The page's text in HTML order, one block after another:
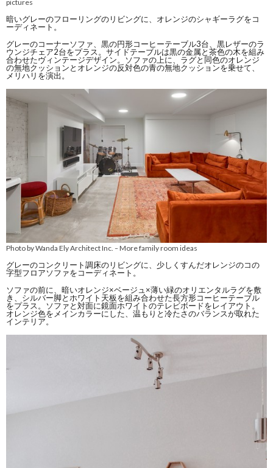
pictures
暗いグレーのフローリングのリビングに、オレンジのシャギーラグをコ
ーディネート。
グレーのコーナーソファ、黒の円形コーヒーテーブル3台、黒レザーのラ
ウンジチェア2台をプラス。サイドテーブルは黒の金属と茶色の木を組み
合わせたヴィンテージデザイン。ソファの上に、ラグと同色のオレンジ
の無地クッションとオレンジの反対色の青の無地クッションを乗せて、
メリハリを演出。
Photo by Wanda Ely Architect Inc. –More family room ideas
グレーのコンクリート調床のリビングに、少しくすんだオレンジのコの
字型フロアソファをコーディネート。
ソファの前に、暗いオレンジ×ベージュ×薄い緑のオリエンタルラグを敷
き、シルバー脚とホワイト天板を組み合わせた長方形コーヒーテーブル
をプラス。ソファと対面に鏡面ホワイトのテレビボードをレイアウト。
オレンジ色をメインカラーにした、温もりと冷たさのバランスが取れた
インテリア。